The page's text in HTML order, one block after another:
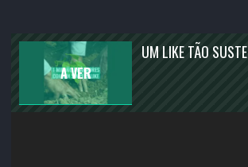
UM LIKE TÃO
ATUALIDADE